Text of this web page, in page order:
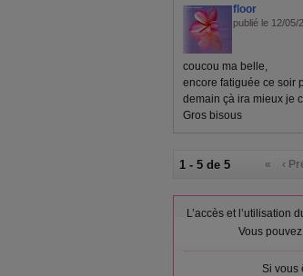
floor
publié le 12/05/
coucou ma belle,
encore fatiguée ce soir
demain çà ira mieux je
Gros bisous
1 - 5 de 5 « ‹
L’accès et l’utilisation
Vous
Si vous